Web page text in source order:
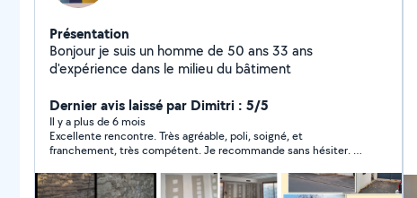
Présentation
Bonjour je suis un homme de 50 ans 33 ans
d'expérience dans le milieu du bâtiment
Dernier avis laissé par Dimitri : 5/5
Il y a plus de 6 mois
Excellente rencontre. Très agréable, poli, soigné, et
franchement, très compétent. Je recommande sans hésiter. Si
qui est tout indiqué. Encore merci à Firat